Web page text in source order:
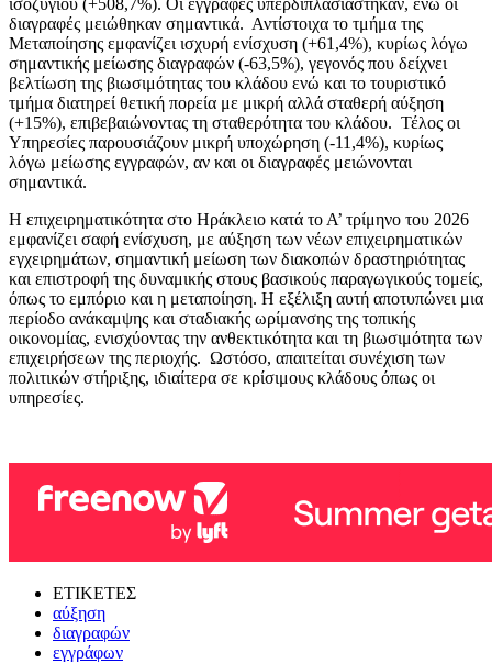
διαγραφές μειώθηκαν σημαντικά. Αντίστοιχα το τμήμα της
Μεταποίησης εμφανίζει ισχυρή ενίσχυση (+61,4%), κυρίως λόγω
σημαντικής μείωσης διαγραφών (-63,5%), γεγονός που δείχνει
βελτίωση της βιωσιμότητας του κλάδου ενώ και το τουριστικό
τμήμα διατηρεί θετική πορεία με μικρή αλλά σταθερή αύξηση
(+15%), επιβεβαιώνοντας τη σταθερότητα του κλάδου. Τέλος οι
Υπηρεσίες παρουσιάζουν μικρή υποχώρηση (-11,4%), κυρίως
λόγω μείωσης εγγραφών, αν και οι διαγραφές μειώνονται
σημαντικά.
Η επιχειρηματικότητα στο Ηράκλειο κατά το Α’ τρίμηνο του 2026
εμφανίζει σαφή ενίσχυση, με αύξηση των νέων επιχειρηματικών
εγχειρημάτων, σημαντική μείωση των διακοπών δραστηριότητας
και επιστροφή της δυναμικής στους βασικούς παραγωγικούς τομείς,
όπως το εμπόριο και η μεταποίηση. Η εξέλιξη αυτή αποτυπώνει μια
περίοδο ανάκαμψης και σταδιακής ωρίμανσης της τοπικής
οικονομίας, ενισχύοντας την ανθεκτικότητα και τη βιωσιμότητα των
επιχειρήσεων της περιοχής. Ωστόσο, απαιτείται συνέχιση των
πολιτικών στήριξης, ιδιαίτερα σε κρίσιμους κλάδους όπως οι
υπηρεσίες.
ΕΤΙΚΕΤΕΣ
αύξηση
διαγραφών
εγγράφων